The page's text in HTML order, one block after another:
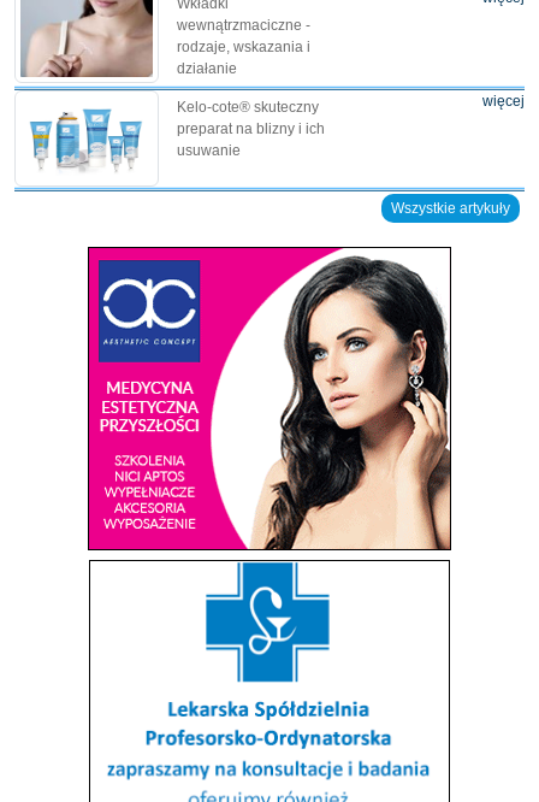
wewnątrzmaciczne -
rodzaje, wskazania i
działanie
Kelo-cote® skuteczny
preparat na blizny i ich
usuwanie
więcej
Wszystkie artykuły